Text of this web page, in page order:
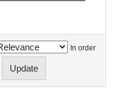
In order